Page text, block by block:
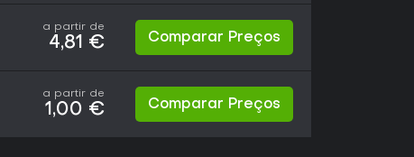
a partir de
4,81 € Comparar Preços
a partir de
1,00 € Comparar Preços